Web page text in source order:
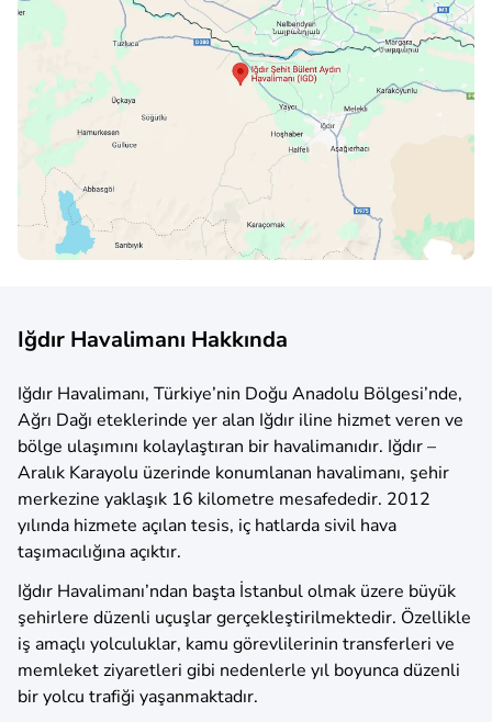
Iğdır Havalimanı Hakkında
Iğdır Havalimanı, Türkiye’nin Doğu Anadolu Bölgesi’nde,
Ağrı Dağı eteklerinde yer alan Iğdır iline hizmet veren ve
bölge ulaşımını kolaylaştıran bir havalimanıdır. Iğdır –
Aralık Karayolu üzerinde konumlanan havalimanı, şehir
merkezine yaklaşık 16 kilometre mesafededir. 2012
yılında hizmete açılan tesis, iç hatlarda sivil hava
taşımacılığına açıktır.
Iğdır Havalimanı’ndan başta İstanbul olmak üzere büyük
şehirlere düzenli uçuşlar gerçekleştirilmektedir. Özellikle
iş amaçlı yolculuklar, kamu görevlilerinin transferleri ve
memleket ziyaretleri gibi nedenlerle yıl boyunca düzenli
bir yolcu trafiği yaşanmaktadır.